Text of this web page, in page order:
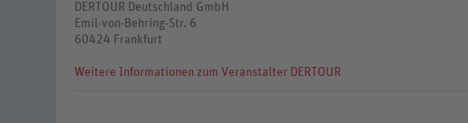
DERTOUR Deutschland GmbH
Emil-von-Behring-Str. 6
60424 Frankfurt
Weitere Informationen zum Veranstalter DERTOUR